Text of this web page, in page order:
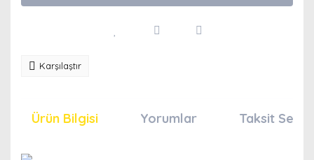
Karşılaştır
Ürün Bilgisi Yorumlar Taksit